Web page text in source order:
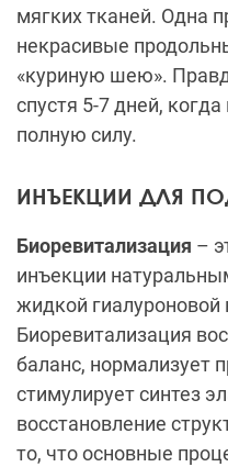
мягких тканей. Одна
некрасивые
«куриную шею».
спустя 5-7 дней,
полную силу.
ИНЪЕКЦИИ ДЛЯ
Биоревитализация –
инъекции
жидкой гиалуроновой
Биоревитализация
баланс, нормализует
стимулирует синтез
восстановление
то, что основные